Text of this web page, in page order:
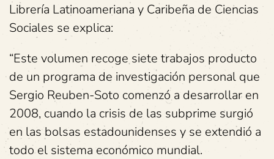
Librería Latinoameriana y Caribeña de Ciencias
Sociales se explica:
“Este volumen recoge siete trabajos producto
de un programa de investigación personal que
Sergio Reuben-Soto comenzó a desarrollar en
2008, cuando la crisis de las subprime surgió
en las bolsas estadounidenses y se extendió a
todo el sistema económico mundial.